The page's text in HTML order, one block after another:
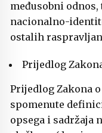
međusobni odnos,
nacionalno-
ostalih
Prijedlog
Prijedlog Zakona
spomenute
opsega i sadržaja